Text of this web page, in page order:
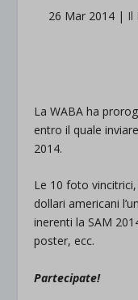
26 Mar 2014| Il
La WABA ha
entro il quale
2014.
Le 10 foto
dollari americani
inerenti la SAM
poster, ecc.
Partecipate!